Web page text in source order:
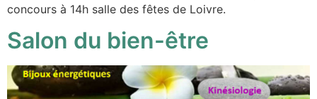
concours à 14h salle des fêtes de Loivre.
Salon du bien-être